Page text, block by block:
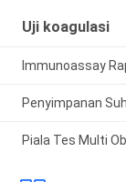
Uji koagulasi
Immunoassay
Penyimpanan
Piala Tes Multi